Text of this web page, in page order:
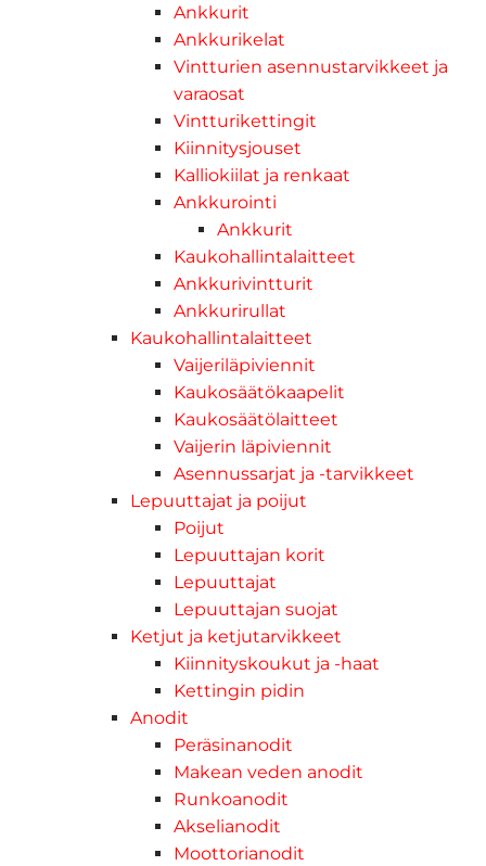
Ankkurit
Ankkurikelat
Vintturien asennustarvikkeet ja
varaosat
Vintturikettingit
Kiinnitysjouset
Kalliokiilat ja renkaat
Ankkurointi
Ankkurit
Kaukohallintalaitteet
Ankkurivintturit
Ankkurirullat
Kaukohallintalaitteet
Vaijeriläpiviennit
Kaukosäätökaapelit
Kaukosäätölaitteet
Vaijerin läpiviennit
Asennussarjat ja -tarvikkeet
Lepuuttajat ja poijut
Poijut
Lepuuttajan korit
Lepuuttajat
Lepuuttajan suojat
Ketjut ja ketjutarvikkeet
Kiinnityskoukut ja -haat
Kettingin pidin
Anodit
Peräsinanodit
Makean veden anodit
Runkoanodit
Akselianodit
Moottorianodit